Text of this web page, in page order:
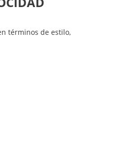
que reúne la
por décadas, Nissan